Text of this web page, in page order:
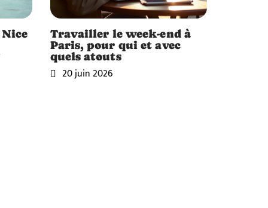
Travailler le week-end à
Paris, pour qui et avec
quels atouts
20 juin 2026